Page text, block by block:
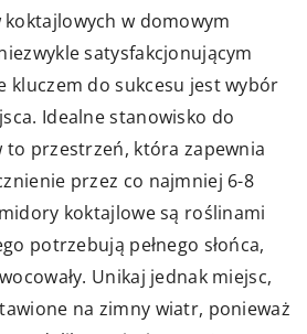
w domowym
satysfakcjonującym
kluczem do sukcesu jest wybór
Idealne stanowisko do
to przestrzeń, która zapewnia
przez co najmniej 6-8
koktajlowe są roślinami
potrzebują pełnego słońca,
Unikaj jednak miejsc,
na zimny wiatr, ponieważ